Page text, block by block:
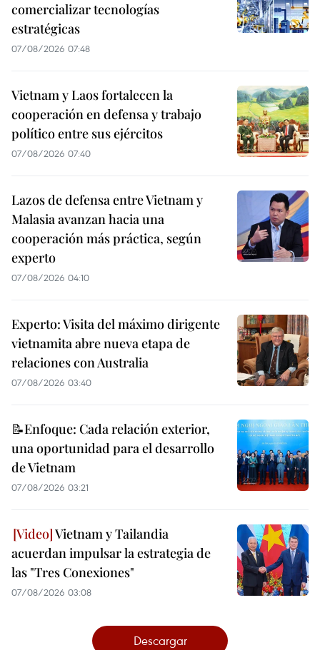
comercializar tecnologías
estratégicas
07/08/2026 07:48
Vietnam y Laos fortalecen la
cooperación en defensa y trabajo
político entre sus ejércitos
07/08/2026 07:40
Lazos de defensa entre Vietnam y
Malasia avanzan hacia una
cooperación más práctica, según
experto
07/08/2026 04:10
Experto: Visita del máximo dirigente
vietnamita abre nueva etapa de
relaciones con Australia
07/08/2026 03:40
📝Enfoque: Cada relación exterior,
una oportunidad para el desarrollo
de Vietnam
07/08/2026 03:21
Vietnam y Tailandia
acuerdan impulsar la estrategia de
las "Tres Conexiones"
07/08/2026 03:08
Descargar